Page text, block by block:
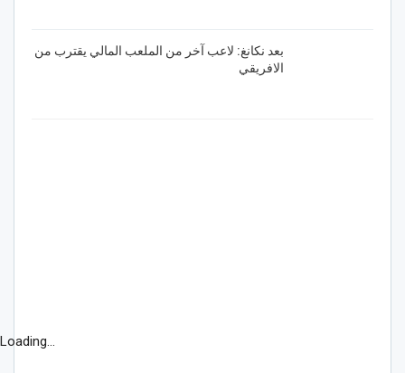
بعد نكانغ: لاعب آخر من الملعب المالي يقترب من
الافريقي
Loading...